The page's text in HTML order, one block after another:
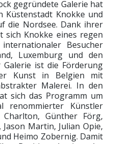
gegründete Galerie hat
Küstenstadt Knokke und
die Nordsee. Dank ihrer
sich Knokke eines regen
Besucher
Luxemburg und den
Galerie ist die Förderung
Kunst in Belgien mit
Malerei. In den
sich das Programm um
renommierter Künstler
Günther Förg,
Martin, Julian Opie,
Heimo Zobernig. Damit